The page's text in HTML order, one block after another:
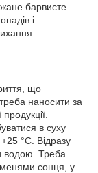
барвисте
і
що
наносити за
в суху
°C. Відразу
водою. Треба
сонця, у